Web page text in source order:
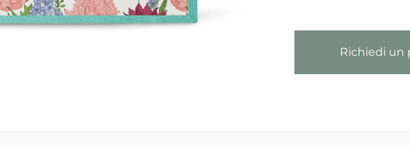
Richiedi un